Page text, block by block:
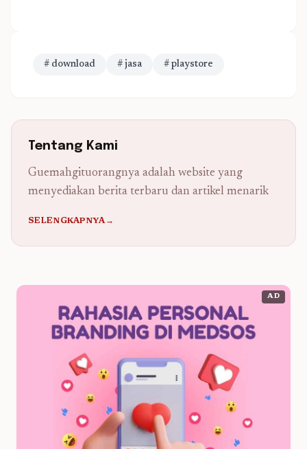
# download # jasa # playstore
Tentang Kami
Guemahgituorangnya adalah website yang
menyediakan berita terbaru dan artikel menarik
SELENGKAPNYA→
AD